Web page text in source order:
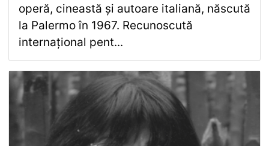
operă, cineastă și autoare italiană, născută
la Palermo în 1967. Recunoscută
internațional pent...